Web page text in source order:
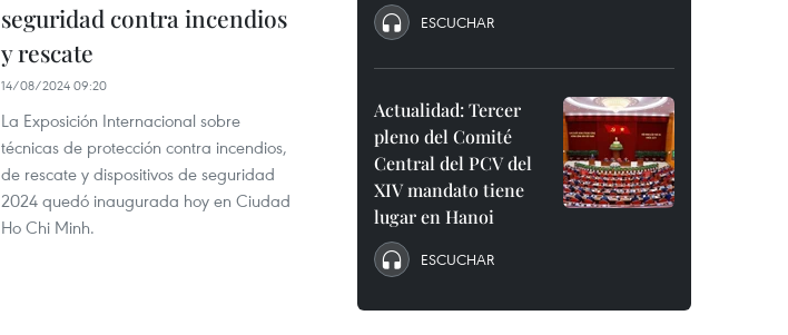
seguridad contra incendios
y rescate
14/08/2024 09:20
La Exposición Internacional sobre
técnicas de protección contra incendios,
de rescate y dispositivos de seguridad
2024 quedó inaugurada hoy en Ciudad
Ho Chi Minh.
ESCUCHAR
Actualidad: Tercer
pleno del Comité
Central del PCV del
XIV mandato tiene
lugar en Hanoi
ESCUCHAR